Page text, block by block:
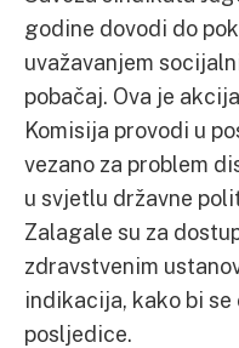
godine dovodi do
uvažavanjem
pobačaj. Ova je
Komisija provodi u
vezano za problem
u svjetlu državne
Zalagale su za
zdravstvenim
indikacija, kako bi
posljedice.